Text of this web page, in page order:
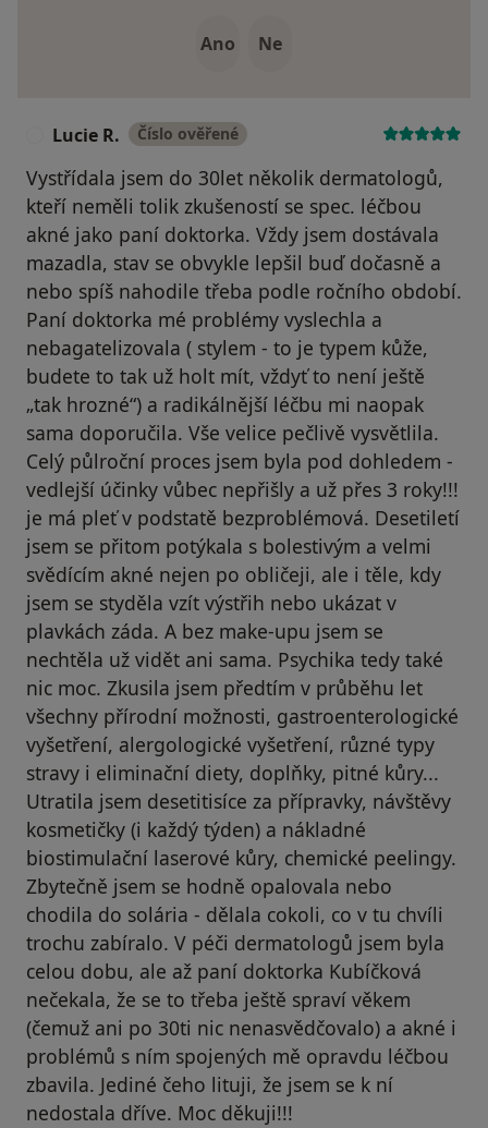
Ano Ne
Lucie R. Číslo ověřené
Vystřídala jsem do 30let několik dermatologů,
kteří neměli tolik zkušeností se spec. léčbou
akné jako paní doktorka. Vždy jsem dostávala
mazadla, stav se obvykle lepšil buď dočasně a
nebo spíš nahodile třeba podle ročního období.
Paní doktorka mé problémy vyslechla a
nebagatelizovala ( stylem - to je typem kůže,
budete to tak už holt mít, vždyť to není ještě
„tak hrozné“) a radikálnější léčbu mi naopak
sama doporučila. Vše velice pečlivě vysvětlila.
Celý půlroční proces jsem byla pod dohledem -
vedlejší účinky vůbec nepřišly a už přes 3 roky!!!
je má pleť v podstatě bezproblémová. Desetiletí
jsem se přitom potýkala s bolestivým a velmi
svědícím akné nejen po obličeji, ale i těle, kdy
jsem se styděla vzít výstřih nebo ukázat v
plavkách záda. A bez make-upu jsem se
nechtěla už vidět ani sama. Psychika tedy také
nic moc. Zkusila jsem předtím v průběhu let
všechny přírodní možnosti, gastroenterologické
vyšetření, alergologické vyšetření, různé typy
stravy i eliminační diety, doplňky, pitné kůry...
Utratila jsem desetitisíce za přípravky, návštěvy
kosmetičky (i každý týden) a nákladné
biostimulační laserové kůry, chemické peelingy.
Zbytečně jsem se hodně opalovala nebo
chodila do solária - dělala cokoli, co v tu chvíli
trochu zabíralo. V péči dermatologů jsem byla
celou dobu, ale až paní doktorka Kubíčková
nečekala, že se to třeba ještě spraví věkem
(čemuž ani po 30ti nic nenasvědčovalo) a akné i
problémů s ním spojených mě opravdu léčbou
zbavila. Jediné čeho lituji, že jsem se k ní
nedostala dříve. Moc děkuji!!!